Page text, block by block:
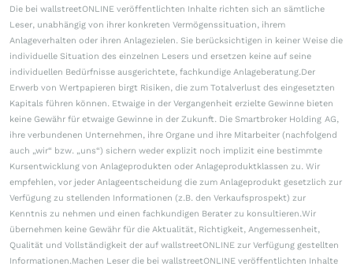
Die bei wallstreetONLINE veröffentlichten Inhalte richten sich an sämtliche
Leser, unabhängig von ihrer konkreten Vermögenssituation, ihrem
Anlageverhalten oder ihren Anlagezielen. Sie berücksichtigen in keiner Weise die
individuelle Situation des einzelnen Lesers und ersetzen keine auf seine
individuellen Bedürfnisse ausgerichtete, fachkundige Anlageberatung.Der
Erwerb von Wertpapieren birgt Risiken, die zum Totalverlust des eingesetzten
Kapitals führen können. Etwaige in der Vergangenheit erzielte Gewinne bieten
keine Gewähr für etwaige Gewinne in der Zukunft. Die Smartbroker Holding AG,
ihre verbundenen Unternehmen, ihre Organe und ihre Mitarbeiter (nachfolgend
auch „wir“ bzw. „uns“) sichern weder explizit noch implizit eine bestimmte
Kursentwicklung von Anlageprodukten oder Anlageproduktklassen zu. Wir
empfehlen, vor jeder Anlageentscheidung die zum Anlageprodukt gesetzlich zur
Verfügung zu stellenden Informationen (z.B. den Verkaufsprospekt) zur
Kenntnis zu nehmen und einen fachkundigen Berater zu konsultieren.Wir
übernehmen keine Gewähr für die Aktualität, Richtigkeit, Angemessenheit,
Qualität und Vollständigkeit der auf wallstreetONLINE zur Verfügung gestellten
Informationen.Machen Leser die bei wallstreetONLINE veröffentlichten Inhalte